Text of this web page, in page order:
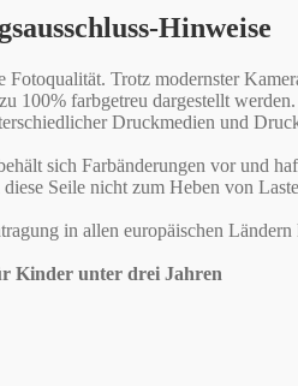
Hinweise
Fotoqualität. Trotz modernster
100% farbgetreu dargestellt
Druckmedien und
sich Farbänderungen vor und
Seile nicht zum Heben von
in allen europäischen
Kinder unter drei Jahren